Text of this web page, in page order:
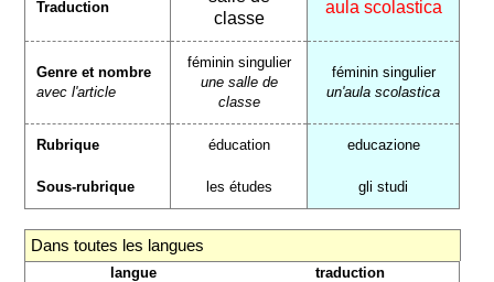
Traduction
classe
aula scolastica
Genre et nombre
avec l'article
féminin singulier
une salle de
classe
féminin singulier
un'aula scolastica
Rubrique éducation educazione
Sous-rubrique les études gli studi
Dans toutes les langues
langue
traduction